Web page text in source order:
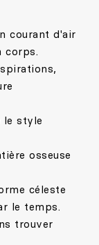
courant d'air
corps.
le style
osseuse
céleste
le temps.
trouver